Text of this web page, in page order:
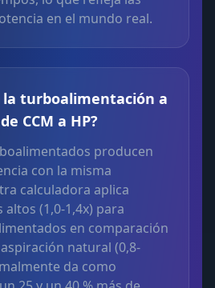
en el mundo real.
la turboalimentación a
CCM a HP?
producen
con la misma
calculadora aplica
(1,0-1,4x) para
en comparación
natural (0,8-
da como